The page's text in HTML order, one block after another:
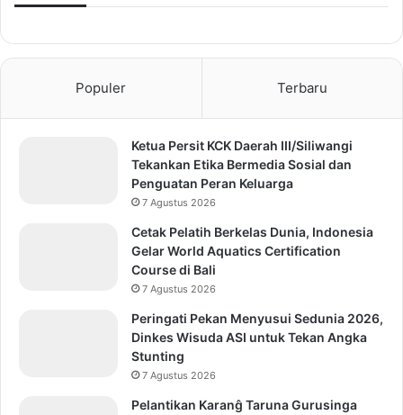
Populer Terbaru
Ketua Persit KCK Daerah III/Siliwangi
Tekankan Etika Bermedia Sosial dan
Penguatan Peran Keluarga
7 Agustus 2026
Cetak Pelatih Berkelas Dunia, Indonesia
Gelar World Aquatics Certification
Course di Bali
7 Agustus 2026
Peringati Pekan Menyusui Sedunia 2026,
Dinkes Wisuda ASI untuk Tekan Angka
Stunting
7 Agustus 2026
Pelantikan Karanĝ Taruna Gurusinga